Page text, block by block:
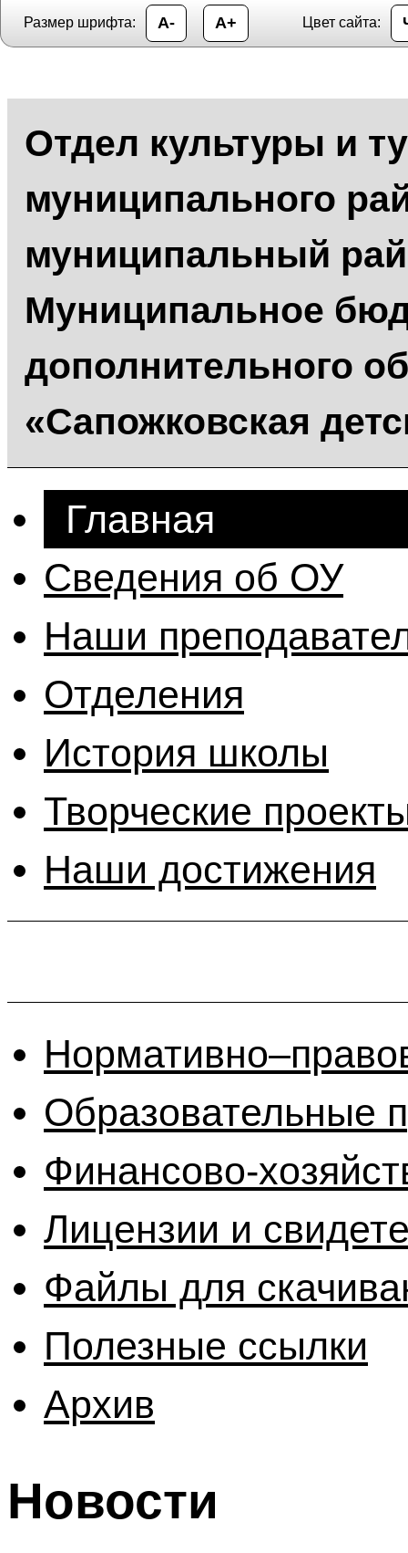
Размер шрифта: А- А+ Цвет сайта:
Отдел культуры и
муниципального
муниципальный
Муниципальное
дополнительного
«Сапожковская
Главная
Сведения об ОУ
Наши
Отделения
История школы
Творческие
Наши достижения
Образовательные
Финансово-
Лицензии и
Файлы для
Полезные ссылки
Архив
Новости